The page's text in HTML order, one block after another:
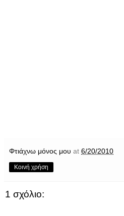
Φτιάχνω μόνος μου at 6/20/2010
Κοινή χρήση
1 σχόλιο: